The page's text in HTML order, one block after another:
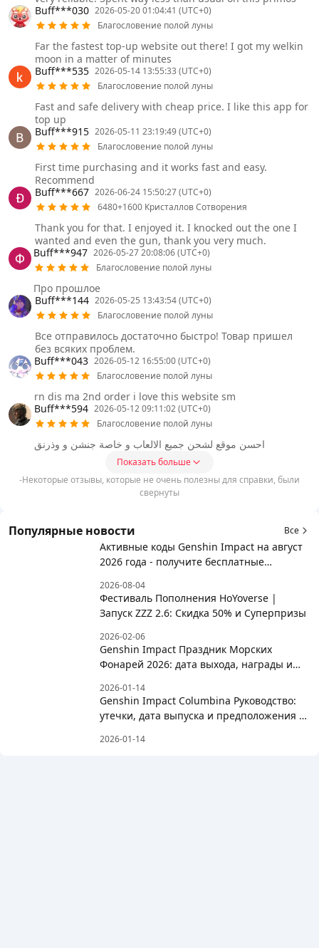
Buff***030 2026-05-20 01:04:41 (UTC+0)
Благословение полой луны
Far the fastest top-up website out there! I got my welkin
moon in a matter of minutes
Buff***535 2026-05-14 13:55:33 (UTC+0)
Благословение полой луны
Fast and safe delivery with cheap price. I like this app for
top up
Buff***915 2026-05-11 23:19:49 (UTC+0)
Благословение полой луны
First time purchasing and it works fast and easy.
Recommend
Buff***667 2026-06-24 15:50:27 (UTC+0)
6480+1600 Кристаллов Сотворения
Thank you for that. I enjoyed it. I knocked out the one I
wanted and even the gun, thank you very much.
Buff***947 2026-05-27 20:08:06 (UTC+0)
Благословение полой луны
Про прошлое
Buff***144 2026-05-25 13:43:54 (UTC+0)
Благословение полой луны
Все отправилось достаточно быстро! Товар пришел
без всяких проблем.
Buff***043 2026-05-12 16:55:00 (UTC+0)
Благословение полой луны
rn dis ma 2nd order i love this website sm
Buff***594 2026-05-12 09:11:02 (UTC+0)
Благословение полой луны
احسن موقع لشحن جميع الالعاب و خاصة جنشن و وذرنق
Показать больше
-Некоторые отзывы, которые не очень полезны для справки, были
свернуты
Популярные новости Все
Активные коды Genshin Impact на август
2026 года - получите бесплатные
2026-08-04
Фестиваль Пополнения HoYoverse |
Запуск ZZZ 2.6: Скидка 50% и Суперпризы
2026-02-06
Genshin Impact Праздник Морских
Фонарей 2026: дата выхода, награды и
2026-01-14
Genshin Impact Columbina Руководство:
утечки, дата выпуска и предположения о
2026-01-14